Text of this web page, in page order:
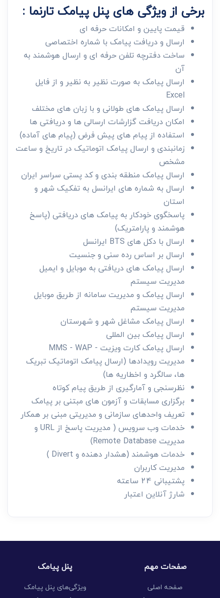
برخی از ویژگی های پنل پیامک تارنما :
قیمت پایین و امکانات حرفه ای
ارسال و دریافت پیامک با شماره اختصاصی
ساخت دفترچه تلفن حرفه ای و ارسال هوشمند به
آن
ارسال پیامک به صورت نظیر به نظیر و از فایل
Excel
ارسال پیامک های طولانی و با زبان های مختلف
امکان دریافت گزارشات ارسالی ها و دریافتی ها
استفاده از پیام های پیش فرض (پیام های آماده)
زمانبندی و ارسال پیامک اتوماتیک در تاریخ و ساعت
مشخص
ارسال پیامک منطقه بندی و کد پستی سراسر ایران
ارسال به شماره های ایرانسل به تفکیک شهر و
استان
پاسخگوی خودکار به پیامک های دریافتی (پاسخ
هوشمند و پارامتریک)
ارسال با دکل های BTS ایرانسل
ارسال بر اساس رده سنی و جنسیت
ارسال پیامک های دریافتی به موبایل و ایمیل
مدیریت سیستم
ارسال پیامک و مدیریت سامانه از طریق موبایل
مدیریت سیستم
ارسال پیامک مشاغل شهر و شهرستان
ارسال پیامک بین المللی
ارسال پیامک کارت ویزیت - MMS - WAP
مدیریت رویدادها (ارسال پیامک اتوماتیک تبریک
ها، سالگرد و اخطاریه ها)
نظرسنجی و آمارگیری از طریق پیام کوتاه
برگزاری مسابقات و آزمون های مبتنی بر پیامک
تعریف واحدهای سازمانی و مدیریتی مبنی بر همکار
خدمات وب سرویس ( مدیریت پاسخ از URL و
مدیریت Remote Database)
خدمات هوشمند (هشدار دهنده و Divert )
مدیریت کاربران
پشتیبانی 24 ساعته
شارژ آنلاین اعتبار
صفحات مهم
صفحه اصلی
پنل پیامک
ویژگی‌های پنل پیامک